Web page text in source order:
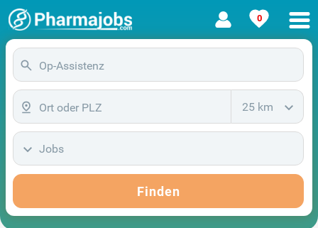
0
25 km
Jobs
Finden